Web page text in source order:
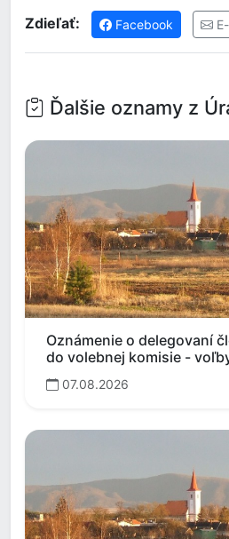
Zdieľať: Facebook
Ďalšie oznamy z
Oznámenie o delegovaní
do volebnej komisie -
07.08.2026